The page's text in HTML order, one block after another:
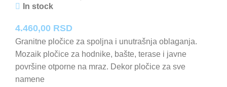
In stock
4.460,00 RSD
Granitne pločice za spoljna i unutrašnja oblaganja.
Mozaik pločice za hodnike, bašte, terase i javne
površine otporne na mraz. Dekor pločice za sve
namene